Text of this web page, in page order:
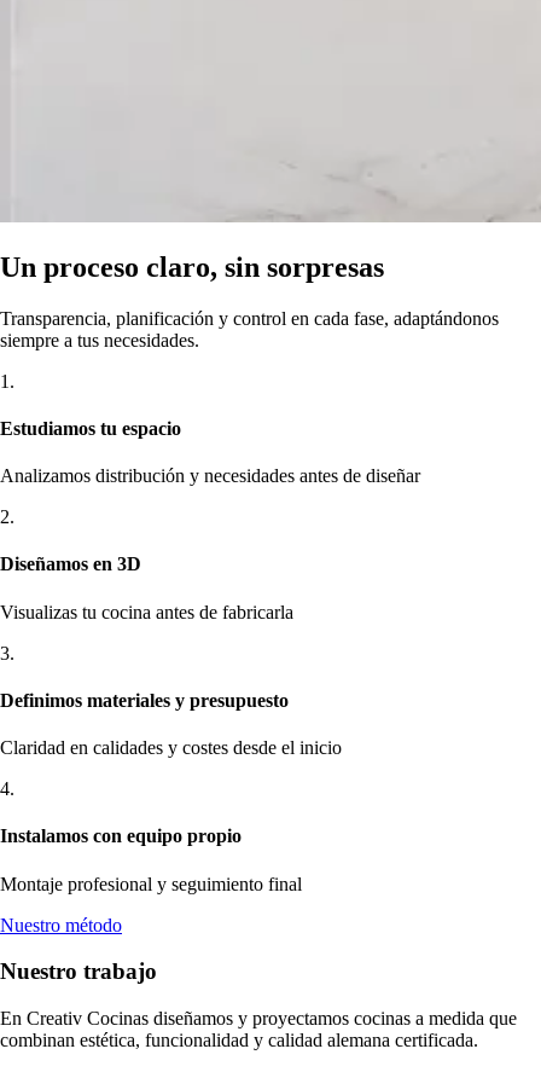
Un proceso claro, sin sorpresas
Transparencia, planificación y control en cada fase, adaptándonos
siempre a tus necesidades.
1.
Estudiamos tu espacio
Analizamos distribución y necesidades antes de diseñar
2.
Diseñamos en 3D
Visualizas tu cocina antes de fabricarla
3.
Definimos materiales y presupuesto
Claridad en calidades y costes desde el inicio
4.
Instalamos con equipo propio
Montaje profesional y seguimiento final
Nuestro método
Nuestro trabajo
En Creativ Cocinas diseñamos y proyectamos cocinas a medida que
combinan estética, funcionalidad y calidad alemana certificada.